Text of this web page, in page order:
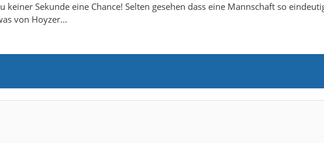
Sekunde eine Chance! Selten gesehen dass eine Mannschaft so
von Hoyzer...